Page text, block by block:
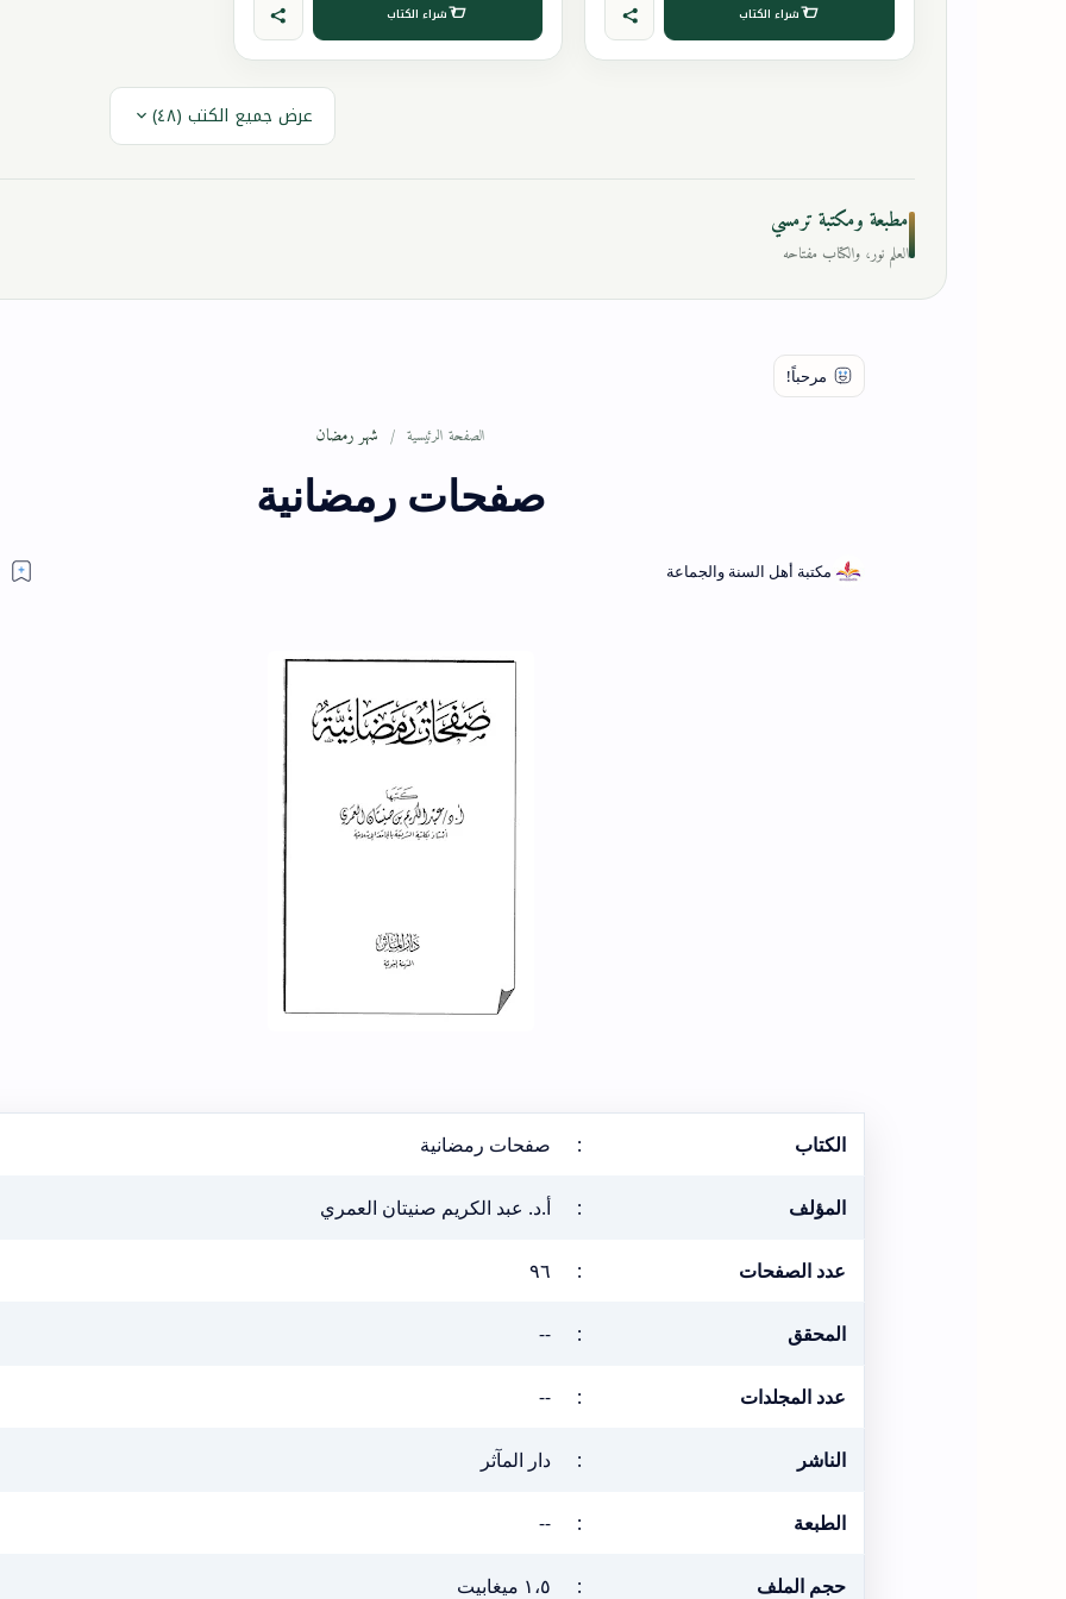
شراء الكتاب شراء الكتاب
عرض جميع الكتب (٤٨)
مطبعة ومكتبة ترمسي
العلم نور، والكتاب مفتاحه
الصفحة الرئيسية شهر رمضان
صفحات رمضانية
الكتاب : صفحات رمضانية
المؤلف : أ.د. عبد الكريم صنيتان العمري
عدد الصفحات : ٩٦
المحقق :
--
عدد المجلدات :
--
الناشر : دار المآثر
الطبعة :
--
حجم الملف : ١،٥ ميغابيت